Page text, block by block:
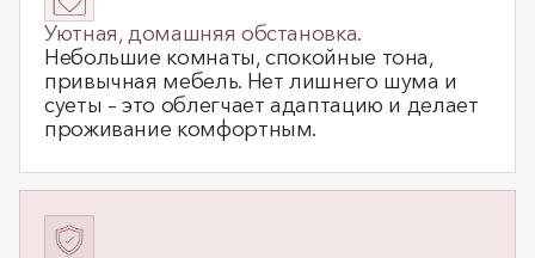
Уютная, домашняя обстановка.
Небольшие комнаты, спокойные тона,
привычная мебель. Нет лишнего шума и
суеты – это облегчает адаптацию и делает
проживание комфортным.